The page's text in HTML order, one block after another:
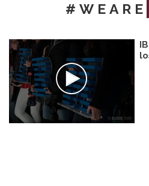
#WEARE